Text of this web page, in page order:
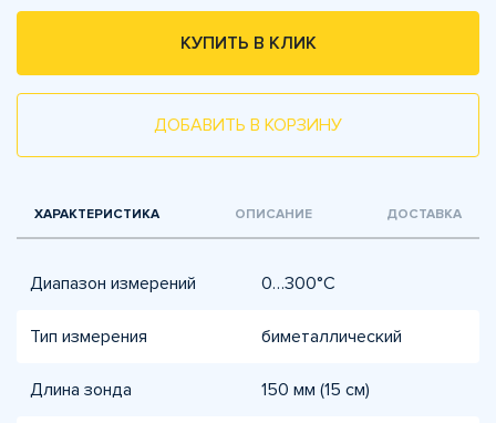
КУПИТЬ В КЛИК
ДОБАВИТЬ В КОРЗИНУ
ХАРАКТЕРИСТИКА ОПИСАНИЕ ДОСТАВКА
Диапазон измерений 0…300°C
Тип измерения биметаллический
Длина зонда 150 мм (15 см)